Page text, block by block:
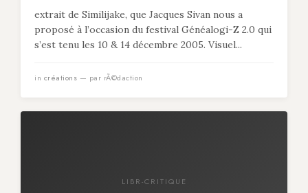
extrait de Similijake, que Jacques Sivan nous a
proposé à l’occasion du festival Généalogi-Z 2.0 qui
s’est tenu les 10 & 14 décembre 2005. Visuel...
in créations — par rÃ©daction
LIBR-CRITIQUE